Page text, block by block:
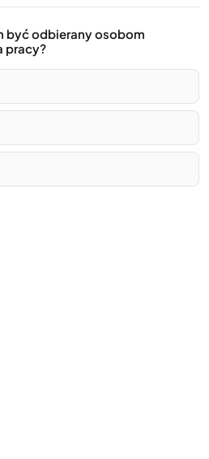
być odbierany osobom
pracy?